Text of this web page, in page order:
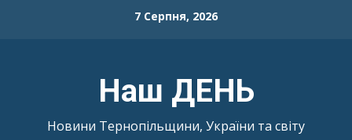
7 Серпня, 2026
Наш ДЕНЬ
Новини Тернопільщини, України та світу